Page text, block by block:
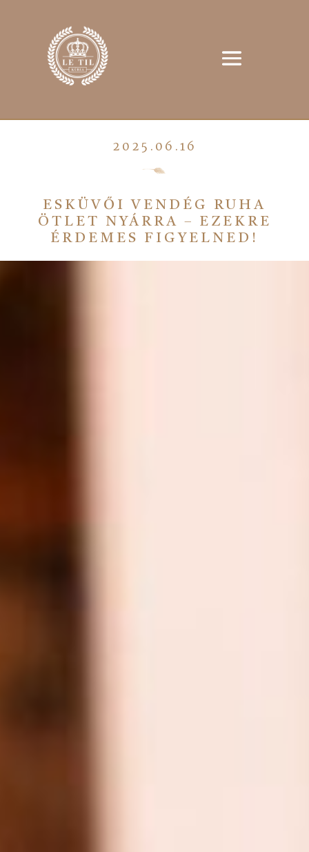
2025.06.16
ESKÜVŐI VENDÉG RUHA
ÖTLET NYÁRRA – EZEKRE
ÉRDEMES FIGYELNED!